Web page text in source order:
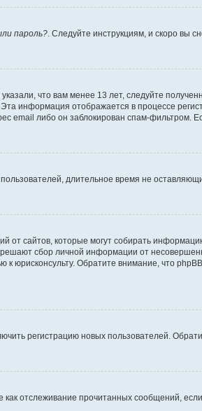
пароль? . Следуйте инструкциям, и скоро вы
что вам менее 13 лет, следуйте
информация отображается в процессе
email либо он заблокирован спам-фильтром.
длительное время не
от сайтов, которые могут собирать
сбор личной информации от
юрисконсульту. Обратите внимание, что
регистрацию новых пользователей.
отслеживание прочитанных сообщений,